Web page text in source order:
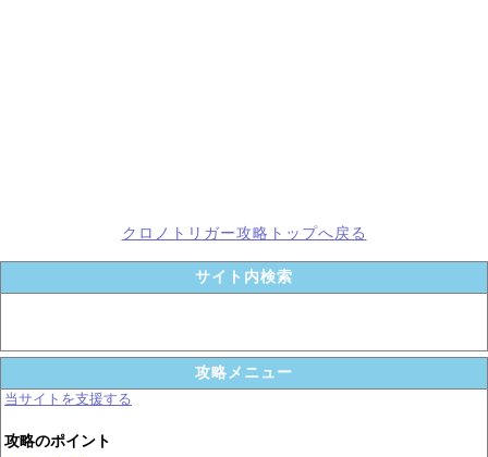
クロノトリガー攻略トップへ戻る
サイト内検索
攻略メニュー
当サイトを支援する
攻略のポイント